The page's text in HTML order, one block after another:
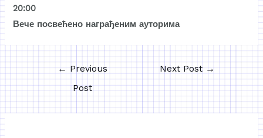
20:00
Вече посвећено награђеним ауторима
← Previous
Post
Next Post →